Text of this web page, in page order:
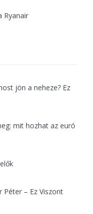
Ryanair
jön a neheze? Ez
mit hozhat az euró
– Ez Viszont